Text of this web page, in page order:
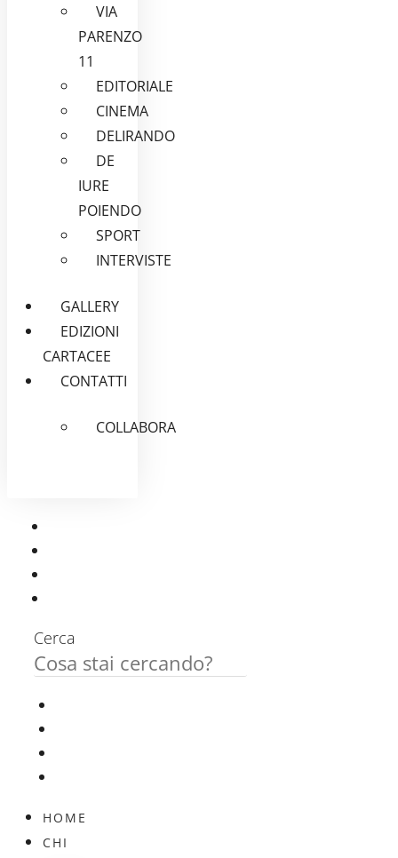
VIA
PARENZO
11
EDITORIALE
CINEMA
DELIRANDO
DE
IURE
POIENDO
SPORT
INTERVISTE
GALLERY
EDIZIONI
CARTACEE
CONTATTI
COLLABORA
Cerca
HOME
CHI